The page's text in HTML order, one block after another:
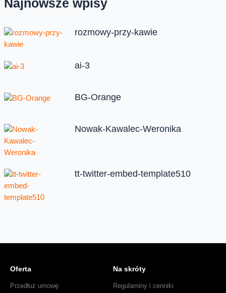
Najnowsze wpisy
rozmowy-przy-kawie
ai-3
BG-Orange
Nowak-Kawalec-Weronika
tt-twitter-embed-template510
Oferta
Przedłuż umowę
Na skróty
Regulaminy i cenniki